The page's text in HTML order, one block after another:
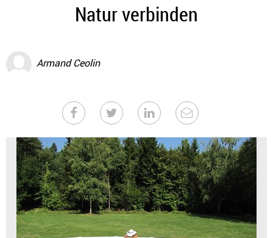
Natur verbinden
Armand Ceolin